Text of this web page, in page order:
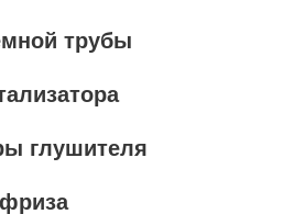
трубы
глушителя